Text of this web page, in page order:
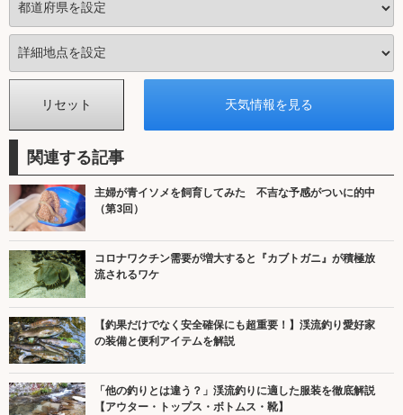
関連する記事
主婦が青イソメを飼育してみた 不吉な予感がついに的中
（第3回）
コロナワクチン需要が増大すると『カブトガニ』が積極放
流されるワケ
【釣果だけでなく安全確保にも超重要！】渓流釣り愛好家
の装備と便利アイテムを解説
「他の釣りとは違う？」渓流釣りに適した服装を徹底解説
【アウター・トップス・ボトムス・靴】